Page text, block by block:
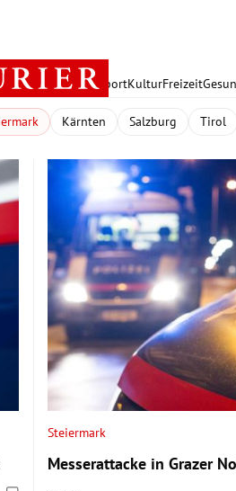
PolitikWirtschaft SportKulturFreizeit
Kärnten Salzburg Tirol
Steiermark
Messerattacke in Grazer